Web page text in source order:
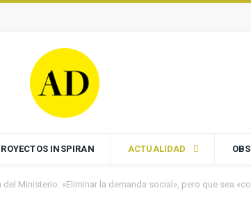
INSPIRAN ACTUALIDAD
del Ministerio: «Eliminar la demanda social», pero que sea